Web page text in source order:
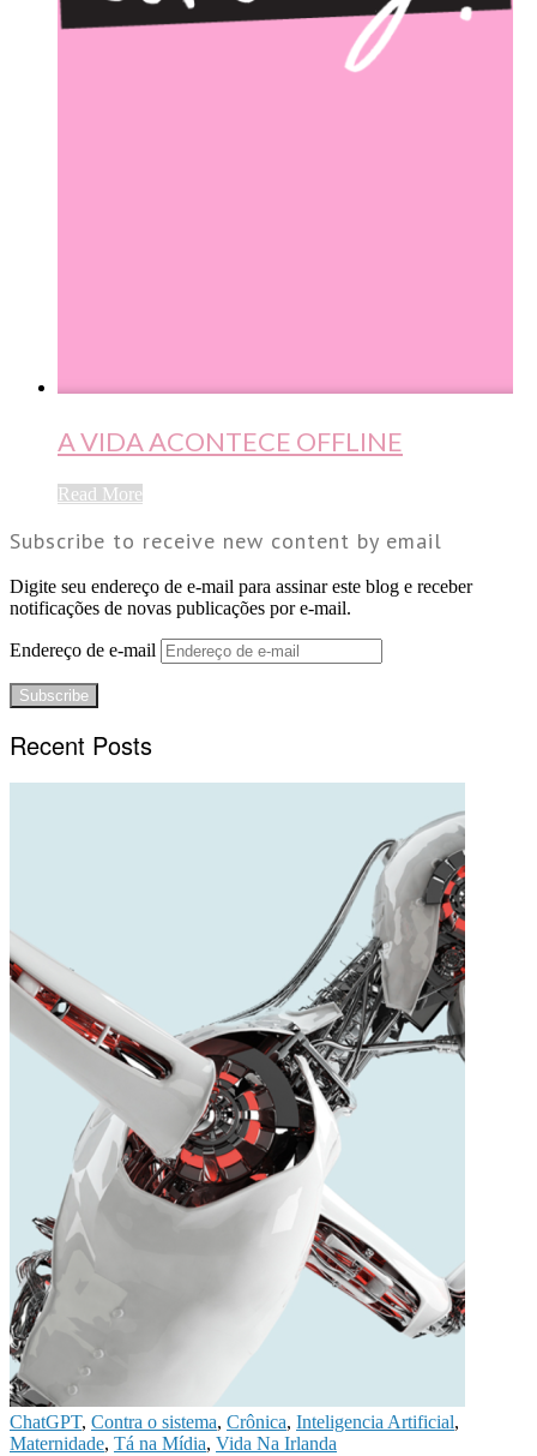
A VIDA ACONTECE OFFLINE
Read More
Subscribe to receive new content by email
Digite seu endereço de e-mail para assinar este blog e receber
notificações de novas publicações por e-mail.
Endereço de e-mail
Subscribe
Recent Posts
ChatGPT, Contra o sistema, Crônica, Inteligencia Artificial,
Maternidade, Tá na Mídia, Vida Na Irlanda